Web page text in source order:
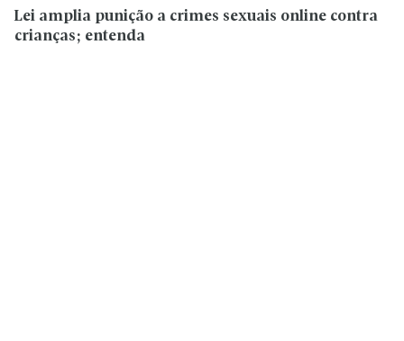
Lei amplia punição a crimes sexuais online contra
crianças; entenda